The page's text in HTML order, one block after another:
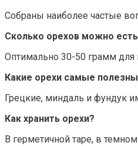
Собраны наиболее частые
Сколько орехов можно
Оптимально 30-50 грамм для
Какие орехи самые
Грецкие, миндаль и фундук
Как хранить орехи?
В герметичной таре, в